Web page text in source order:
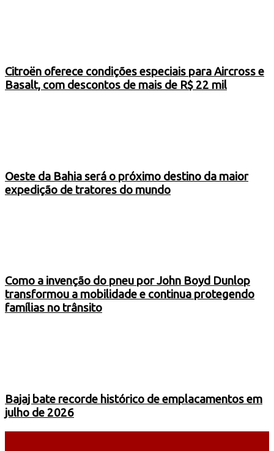
Citroën oferece condições especiais para Aircross e
Basalt, com descontos de mais de R$ 22 mil
Oeste da Bahia será o próximo destino da maior
expedição de tratores do mundo
Como a invenção do pneu por John Boyd Dunlop
transformou a mobilidade e continua protegendo
famílias no trânsito
Bajaj bate recorde histórico de emplacamentos em
julho de 2026